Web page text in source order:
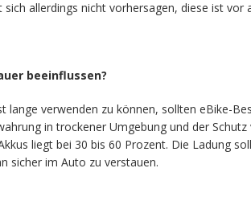
sich allerdings nicht vorhersagen, diese ist
beeinflussen?
lange verwenden zu können, sollten eBike-
in trockener Umgebung und der
liegt bei 30 bis 60 Prozent. Die Ladung
sicher im Auto zu verstauen.